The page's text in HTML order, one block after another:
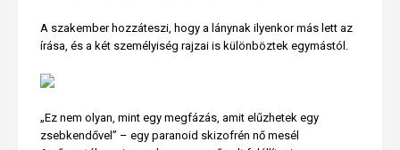
A szakember hozzáteszi, hogy a lánynak ilyenkor más lett az
írása, és a két személyiség rajzai is különböztek egymástól.
„Ez nem olyan, mint egy megfázás, amit elűzhetek egy
zsebkendővel” – egy paranoid skizofrén nő mesél